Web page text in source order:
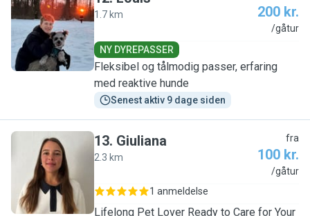
L
1.7 km 200 kr.
/gåtur
NY DYREPASSER
Fleksibel og tålmodig passer, erfaring
med reaktive hunde
Senest aktiv 9 dage siden
G
13. Giuliana
2.3 km
fra
100 kr.
/gåtur
1 anmeldelse
Lifelong Pet Lover Ready to Care for Your